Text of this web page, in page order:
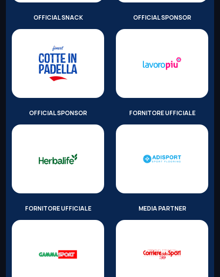
OFFICIAL SNACK OFFICIAL SPONSOR
OFFICIAL SPONSOR FORNITORE UFFICIALE
FORNITORE UFFICIALE MEDIA PARTNER